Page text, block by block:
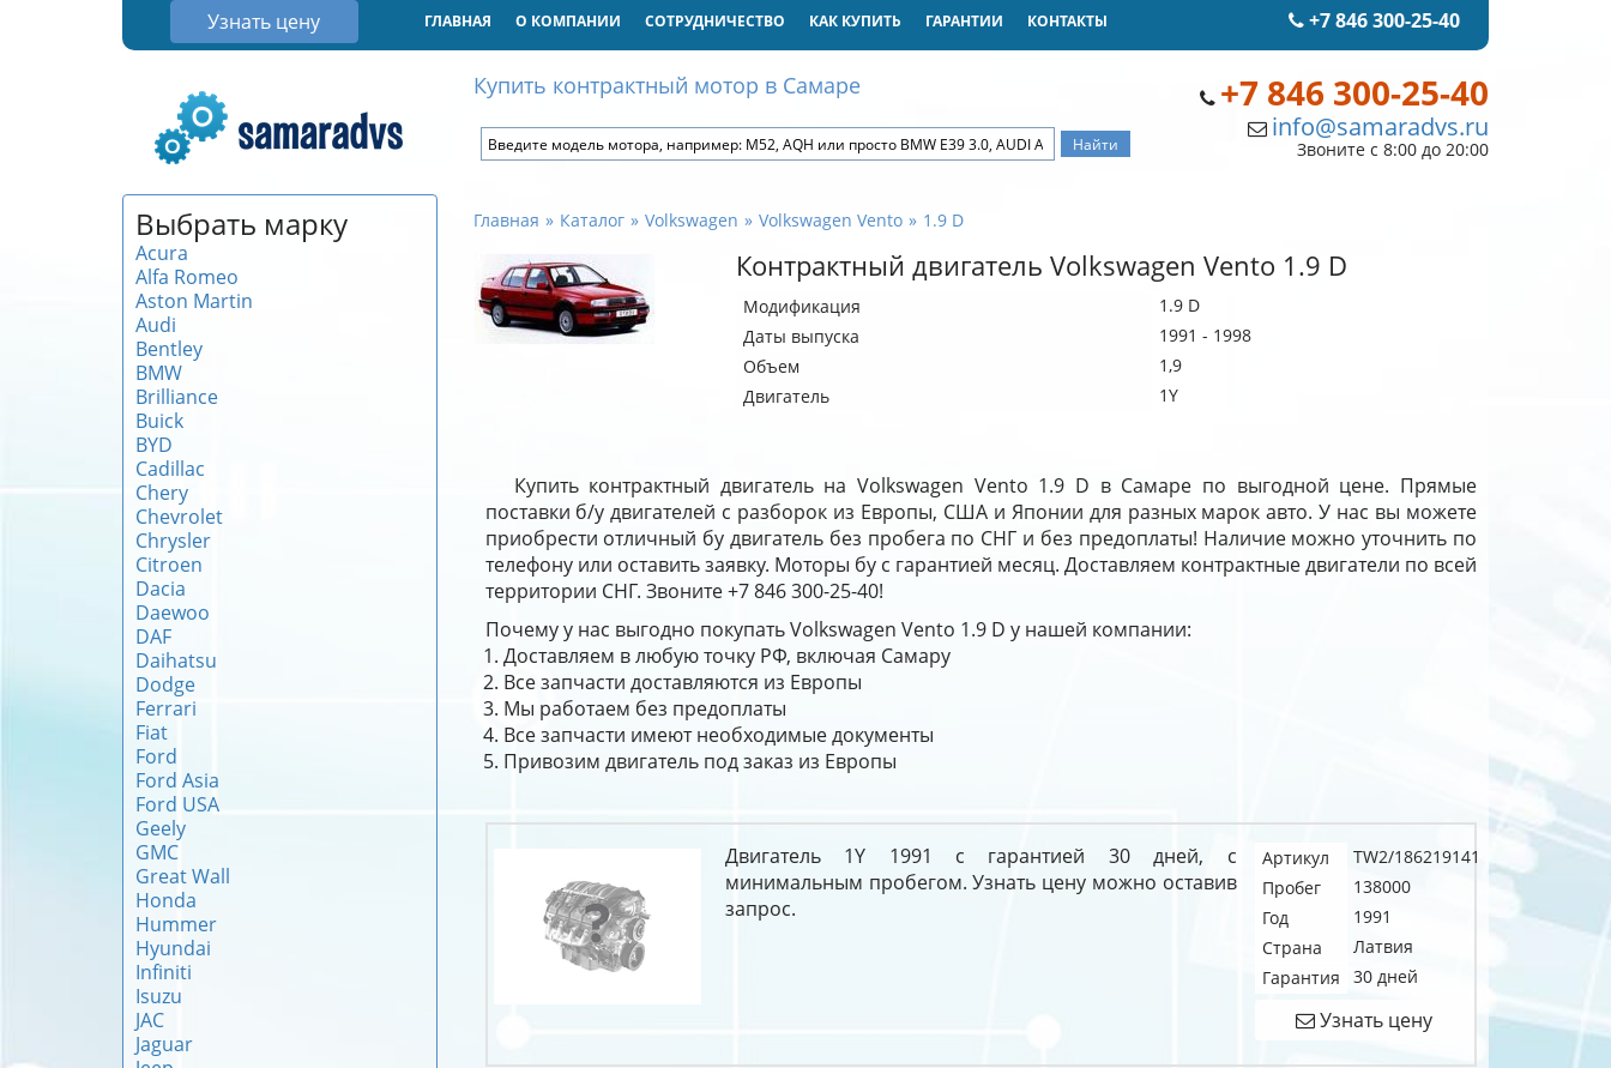
Узнать цену +7 846 300-25-40
ГЛАВНАЯ О КОМПАНИИ СОТРУДНИЧЕСТВО КАК КУПИТЬ ГАРАНТИИ КОНТАКТЫ
+7 846 300-25-40
info@samaradvs.ru
Звоните с 8:00 до 20:00
Купить контрактный мотор в Самаре
Выбрать марку
Acura
Alfa Romeo
Aston Martin
Audi
Bentley
BMW
Brilliance
Buick
BYD
Cadillac
Chery
Chevrolet
Chrysler
Citroen
Dacia
Daewoo
DAF
Daihatsu
Dodge
Ferrari
Fiat
Ford
Ford Asia
Ford USA
Geely
GMC
Great Wall
Honda
Hummer
Hyundai
Infiniti
Isuzu
JAC
Jaguar
Главная Каталог Volkswagen Volkswagen Vento 1.9 D
Контрактный двигатель Volkswagen Vento 1.9 D
Модификация
1.9 D
Даты выпуска
1991 - 1998
Объем
1,9
Двигатель
1Y
Купить контрактный двигатель на Volkswagen Vento 1.9 D в Самаре по выгодной цене. Прямые
поставки б/у двигателей с разборок из Европы, США и Японии для разных марок авто. У нас вы можете
приобрести отличный бу двигатель без пробега по СНГ и без предоплаты! Наличие можно уточнить по
телефону или оставить заявку. Моторы бу с гарантией месяц. Доставляем контрактные двигатели по всей
территории СНГ. Звоните +7 846 300-25-40!
Почему у нас выгодно покупать Volkswagen Vento 1.9 D у нашей компании:
Доставляем в любую точку РФ, включая Самару
Все запчасти доставляются из Европы
Мы работаем без предоплаты
Все запчасти имеют необходимые документы
Привозим двигатель под заказ из Европы
Двигатель 1Y 1991 с гарантией 30 дней, с
минимальным пробегом. Узнать цену можно оставив
запрос.
Артикул
TW2/186219141
Пробег
138000
Год
1991
Страна
Латвия
Гарантия
30 дней
Узнать цену